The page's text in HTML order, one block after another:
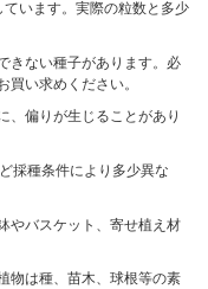
います。実際の粒数と多少
きない種子があります。必
い求めください。
、偏りが生じることがあり
採種条件により多少異な
やバスケット、寄せ植え材
物は種、苗木、球根等の素